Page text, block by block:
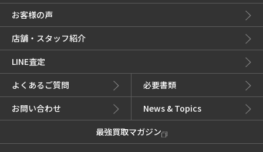
お客様の声
店舗・スタッフ紹介
LINE査定
よくあるご質問
必要書類
お問い合わせ
News & Topics
最強買取マガジン